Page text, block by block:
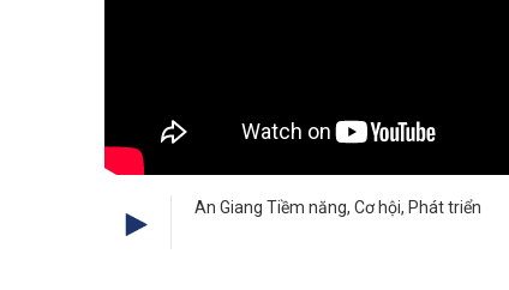
An Giang Tiềm năng, Cơ hội, Phát triển